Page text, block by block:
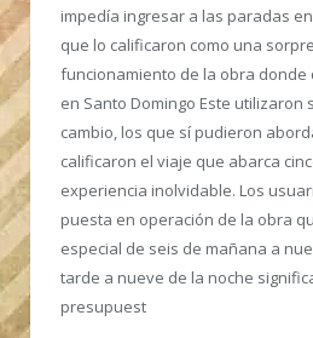
impedía ingresar a las paradas
que lo calificaron como una
funcionamiento de la obra
en Santo Domingo Este utilizaron
cambio, los que sí pudieron
calificaron el viaje que abarca
experiencia inolvidable. Los
puesta en operación de la obra
especial de seis de mañana a
tarde a nueve de la noche
presupuest